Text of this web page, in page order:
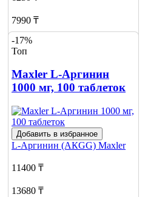
7990 ₸
Добавить в корзину
1
-17%
Топ
Maxler L-Аргинин
1000 мг, 100 таблеток
Добавить в избранное
L-Аргинин (АКGG) Maxler
11400 ₸
13680 ₸